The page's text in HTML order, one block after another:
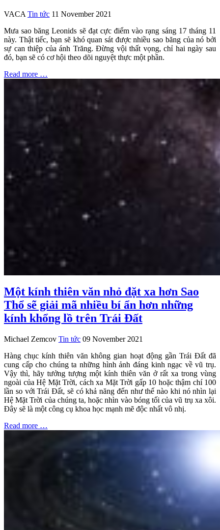
VACA Tin tức 11 November 2021
Mưa sao băng Leonids sẽ đạt cực điểm vào rạng sáng 17 tháng 11
này. Thật tiếc, bạn sẽ khó quan sát được nhiều sao băng của nó bởi
sự can thiệp của ánh Trăng. Đừng vội thất vọng, chỉ hai ngày sau
đó, bạn sẽ có cơ hội theo dõi nguyệt thực một phần.
Read more …
Một kính thiên văn nhỏ đặt xa hơn Sao
Thổ sẽ giải mã nhiều bí ẩn hơn những
kính khổng lồ trên Trái Đất
Michael Zemcov Tin tức 09 November 2021
Hàng chục kính thiên văn không gian hoạt động gần Trái Đất đã
cung cấp cho chúng ta những hình ảnh đáng kinh ngạc về vũ trụ.
Vậy thì, hãy tưởng tượng một kính thiên văn ở rất xa trong vùng
ngoài của Hệ Mặt Trời, cách xa Mặt Trời gấp 10 hoặc thậm chí 100
lần so với Trái Đất, sẽ có khả năng đến như thế nào khi nó nhìn lại
Hệ Mặt Trời của chúng ta, hoặc nhìn vào bóng tối của vũ trụ xa xôi.
Đây sẽ là một công cụ khoa học mạnh mẽ độc nhất vô nhị.
Read more …